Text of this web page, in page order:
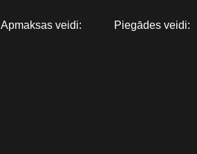
Apmaksas veidi: Piegādes veidi: